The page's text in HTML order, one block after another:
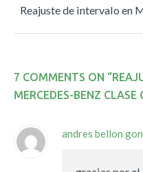
Reajuste de intervalo en
7 COMMENTS ON “
MERCEDES-BENZ CLASE
andres bellon